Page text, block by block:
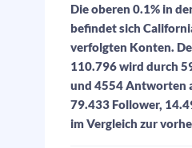
Die oberen 0.1% in
befindet sich
verfolgten Konten.
110.796 wird durch
und 4554 Antworten
79.433 Follower,
im Vergleich zur